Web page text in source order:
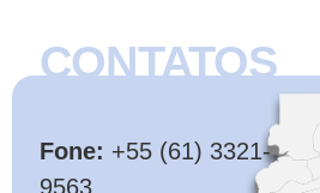
CONTATOS
Fone: +55 (61) 3321-
9563